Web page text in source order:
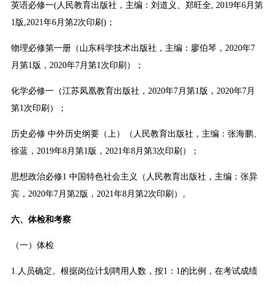
英语必修一(人民教育出版社，主编：刘道义、郑旺全, 2019年6月第
1版,2021年6月第2次印刷)；
物理必修第一册（山东科学技术出版社，主编：廖伯琴，2020年7
月第1版，2020年7月第1次印刷）；
化学必修一（江苏凤凰教育出版社，2020年7月第1版，2020年7月
第1次印刷）；
历史必修 中外历史纲要（上）（人民教育出版社，主编：张海鹏、
徐蓝，2019年8月第1版，2021年8月第3次印刷）；
思想政治必修1 中国特色社会主义（人民教育出版社，主编：张异
宾，2020年7月第2版，2021年8月第2次印刷）。
六、体检和考察
（一）体检
1.人员确定。根据岗位计划聘用人数，按1：1的比例，在考试成绩